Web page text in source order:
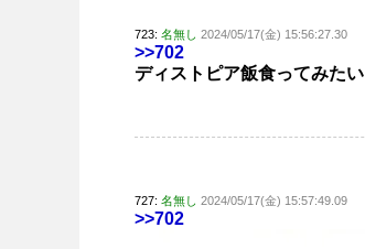
723: 名無し 2024/05/17(金) 15:56:27.30
>>702
ディストピア飯食ってみたい
727: 名無し 2024/05/17(金) 15:57:49.09
>>702